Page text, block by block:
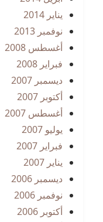
يناير 2014
نوفمبر 2013
أغسطس 2008
فبراير 2008
ديسمبر 2007
أكتوبر 2007
أغسطس 2007
يوليو 2007
فبراير 2007
يناير 2007
ديسمبر 2006
نوفمبر 2006
أكتوبر 2006